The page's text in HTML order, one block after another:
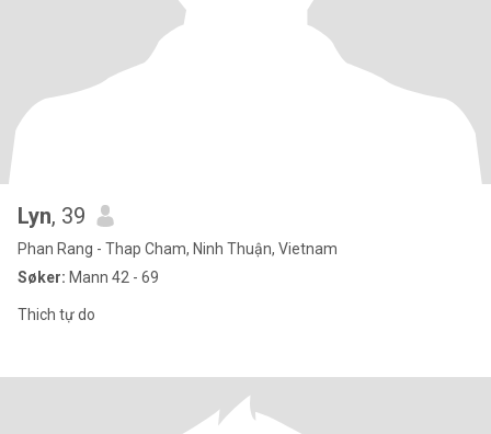
Lyn, 39
Phan Rang - Thap Cham, Ninh Thuận, Vietnam
Søker: Mann 42 - 69
Thich tự do